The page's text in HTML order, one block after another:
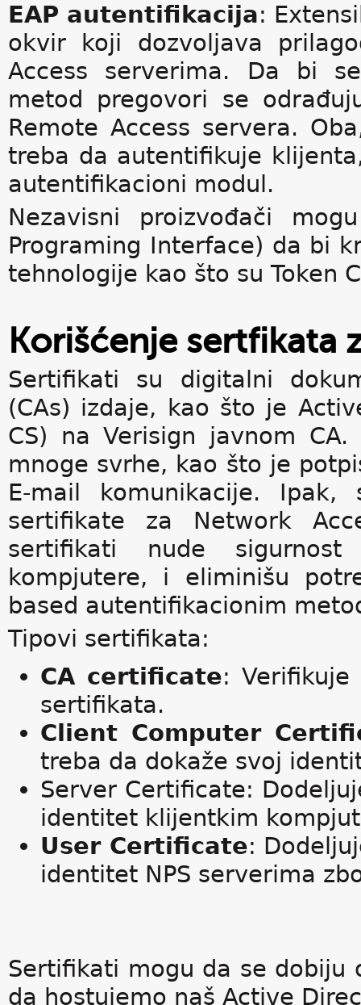
EAP autentifikacija:
okvir koji dozvoljava
Access serverima. Da bi
metod pregovori se
Remote Access servera.
treba da autentifikuje
autentifikacioni modul.
Nezavisni proizvođači
Programing Interface) da bi
tehnologije kao što su Token
Korišćenje sertfikata
Sertifikati su digitalni
(CAs) izdaje, kao što je
CS) na Verisign javnom
mnoge svrhe, kao što je
E-mail komunikacije. Ipak,
sertifikate za Network
sertifikati nude
kompjutere, i eliminišu
based autentifikacionim
Tipovi sertifikata:
CA certificate:
sertifikata.
Client Computer
treba da dokaže svoj
Server Certificate:
identitet klijentkim
User Certificate:
identitet NPS serverima
Sertifikati mogu da se dobiju
da hostujemo naš Active